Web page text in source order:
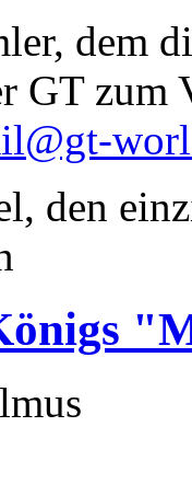
dem
GT zum
den